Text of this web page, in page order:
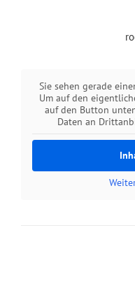
Sie sehen gerade
Um auf den
auf den Button
Daten an